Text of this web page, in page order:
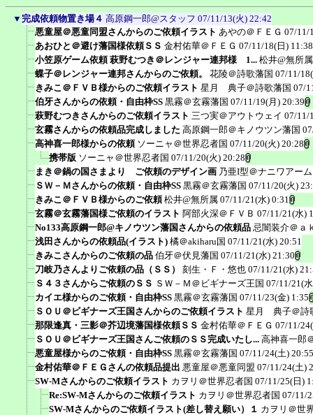
▼ 完成依頼物置き場４ 高原鋼一郎@スタッフ 07/11/13(火) 22:42
悪童屋＠悪童同盟さんからのご依頼イラスト あやの＠ＦＥＧ 07/11/
あおひと＠避け藩国様依頼ＳＳ 金村佑華＠ＦＥＧ 07/11/18(日) 11:38
小笠原ゲーム依頼 萩野むつき＠レンジャー連邦様 1... 松井@無所属
蝶子＠レンジャー連邦さんからのご依頼。
花陵＠詩歌藩国 07/11/
きみこ＠ＦＶＢ様からのご依頼イラスト 星月 典子＠詩歌藩国 07/
伯牙さんからの依頼・自由枠SS 黒霧＠玄霧藩国 07/11/19(月) 20:39
萩野むつきさんからのご依頼イラスト 三つ実＠アウトウェイ 07/11/
玄霧さんからの依頼品完成しました 高原鋼一郎＠キノウツン藩国
高神喜一郎様からの依頼 ソーニャ＠世界忍者国 07/11/20(火) 20:28
携帯版 ソーニャ＠世界忍者国 07/11/20(火) 20:28
まき＠鍋の国さまより ご依頼のデザイン画 乃亜I型＠ナニワアー
ＳＷ－Ｍさんからの依頼・自由枠SS 黒霧＠玄霧藩国 07/11/20(火)
きみこ＠ＦＶＢ様からのご依頼 松井@無所属 07/11/21(水) 0:31
玄霧＠玄霧藩国様ご依頼のイラスト 阿部火深＠ＦＶＢ 07/11/21(水)
No133高原鋼一郎@キノウツン藩国さんからの依頼品 忌闇装介＠ａ
浅田さんからの依頼品(イラスト) 橘＠akiharu国 07/11/21(水) 20:51
きみこさんからのご依頼の品 伯牙＠伏見藩国 07/11/21(水) 21:30
刀岐乃さんよりご依頼の品（ＳＳ）
刻生・Ｆ・悠也 07/11/21(水)
Ｓ４３さんからご依頼のＳＳ ＳＷ－Ｍ＠ビギナーズ王国 07/11/21(
カイエ様からのご依頼・自由枠SS 黒霧＠玄霧藩国 07/11/23(金) 1:35
ＳＯＵ＠ビギナーズ王国さんからのご依頼イラスト 星月 典子＠詩
那限逢真・三影＠芥辺境藩国様依頼ＳＳ 金村佑華＠ＦＥＧ 07/11/
ＳＯＵ＠ビギナーズ王国さんご依頼のＳＳ完成いたし... 高神喜一郎
悪童屋様からのご依頼・自由枠SS 黒霧＠玄霧藩国 07/11/24(土) 20:55
金村佑華＠ＦＥＧさんの依頼品提出 悪童屋＠悪童同盟 07/11/24(土)
SW-Mさんからのご依頼イラスト カヲリ＠世界忍者国 07/11/25(日)
Re:SW-Mさんからのご依頼イラスト カヲリ＠世界忍者国 07/11/
SW-Mさんからのご依頼イラスト(差し替え願い）１ カヲリ＠世